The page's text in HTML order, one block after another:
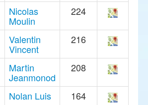
Nicolas
Moulin
224
Valentin
Vincent
216
Martin
Jeanmonod
208
Nolan Luis
164